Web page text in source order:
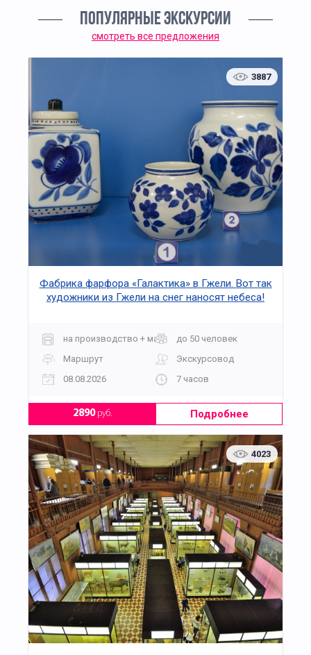
ПОПУЛЯРНЫЕ ЭКСКУРСИИ
смотреть все предложения
3887
Фабрика фарфора «Галактика» в Гжели. Вот так
художники из Гжели на снег наносят небеса!
на производство + мастер-классдо 50 человек
Маршрут
Экскурсовод
08.08.2026
7 часов
2890руб. Подробнее
4023